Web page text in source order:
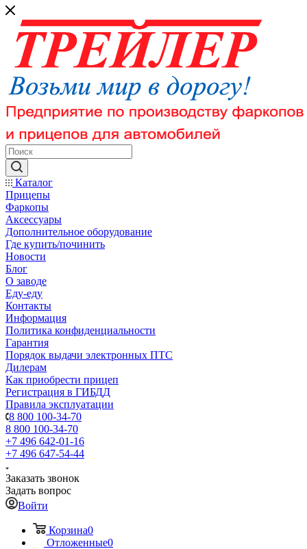
Каталог
Прицепы
Фаркопы
Аксессуары
Дополнительное оборудование
Где купить/починить
Новости
Блог
О заводе
Еду-еду
Контакты
Информация
Политика конфиденциальности
Гарантия
Порядок выдачи электронных ПТС
Дилерам
Как приобрести прицеп
Регистрация в ГИБДД
Правила эксплуатации
8 800 100-34-70
8 800 100-34-70
+7 496 642-01-16
+7 496 647-54-44
Заказать звонок
Задать вопрос
Войти
Корзина0
Отложенные0